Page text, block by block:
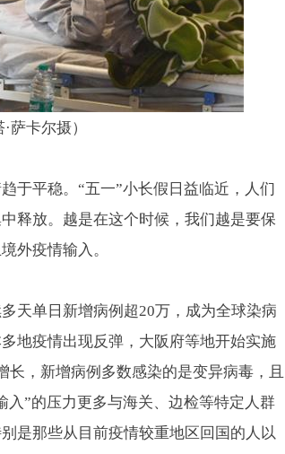
·萨卡尔摄）
于平稳。 “五一”小长假日益临近，人们
释放。越是在这个时候，我们越是要保
外疫情输入。
天单日新增病例超20万，成为全球染病
地疫情出现反弹，大阪府等地开始实施
长，新增病例多数感染的是变异病毒，且
入”的压力更多与海关、边检等特定人群
是那些从目前疫情较重地区回国的人以